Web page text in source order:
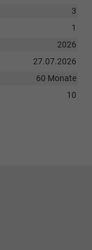
3
1
2026
27.07.2026
60 Monate
10